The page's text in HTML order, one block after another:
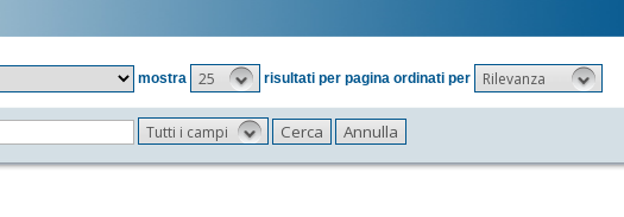
mostra
25 risultati per pagina ordinati per Rilevanza
Tutti i campi